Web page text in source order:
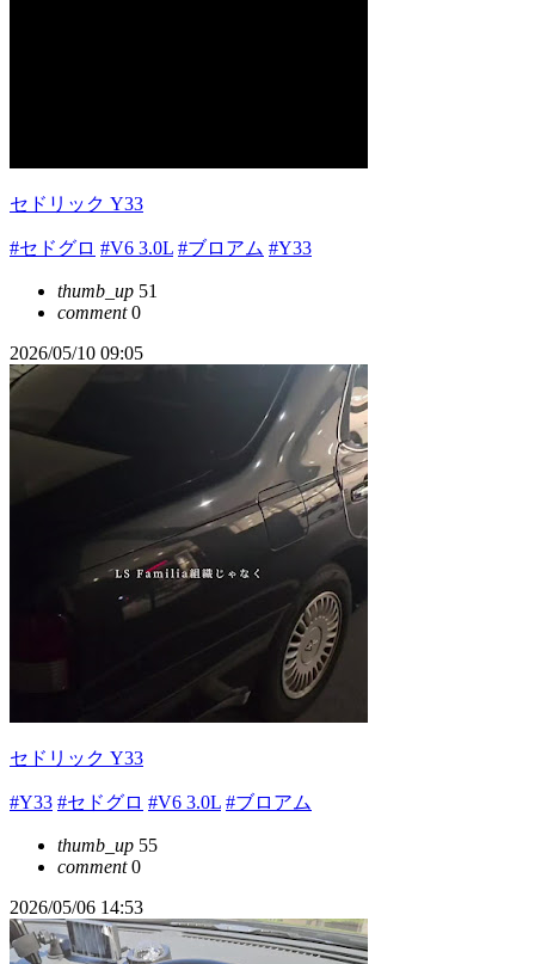
セドリック Y33
#セドグロ #V6 3.0L #ブロアム #Y33
thumb_up 51
comment0
2026/05/10 09:05
セドリック Y33
#Y33 #セドグロ #V6 3.0L #ブロアム
thumb_up 55
comment0
2026/05/06 14:53